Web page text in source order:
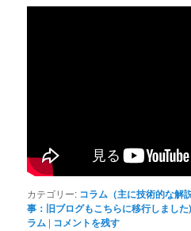
カテゴリー: コラム（主に技術的な解
事：旧ブログもこちらに移行しました)
ラム | コメントを残す